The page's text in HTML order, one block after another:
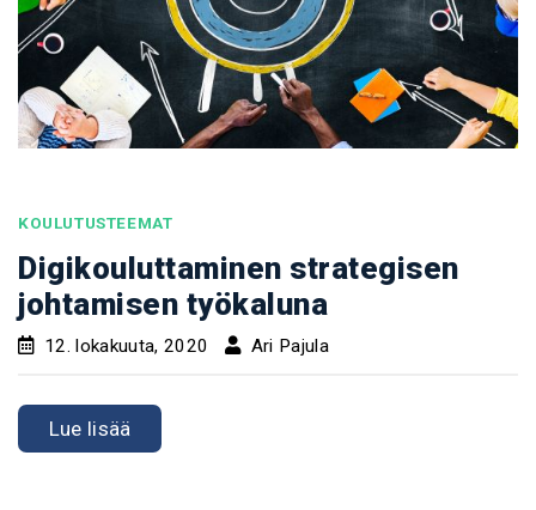
KOULUTUSTEEMAT
Digikouluttaminen strategisen
johtamisen työkaluna
12. lokakuuta, 2020 Ari Pajula
Lue lisää